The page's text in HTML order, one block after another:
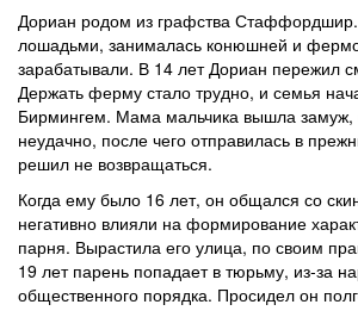
Дориан родом из графства
лошадьми, занималась конюшней и
зарабатывали. В 14 лет Дориан пережил
Держать ферму стало трудно, и семья
Бирмингем. Мама мальчика вышла замуж,
неудачно, после чего отправилась в
решил не возвращаться.
Когда ему было 16 лет, он общался со
негативно влияли на формирование
парня. Вырастила его улица, по своим
19 лет парень попадает в тюрьму, из-за
общественного порядка. Просидел он